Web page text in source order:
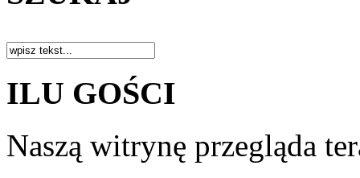
ILU GOŚCI
Naszą witrynę przegląda